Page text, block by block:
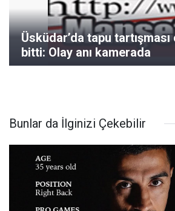
Üsküdar’da tapu
bitti: Olay anı kamerada
Bunlar da İlginizi Çekebilir